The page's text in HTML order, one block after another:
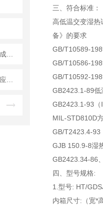
三、 符合标准：
高低温交变湿热
备》的要求
GB/T10589-
GB/T10586-
GB/T10592-
GB2423.1-89低
GB2423.1-93（
MIL-STD810D
GB/T2423.4-93
GJB 150.9-8湿
GB2423.34-86
四、型号规格:
1.型号: HT/
内箱尺寸:（宽*